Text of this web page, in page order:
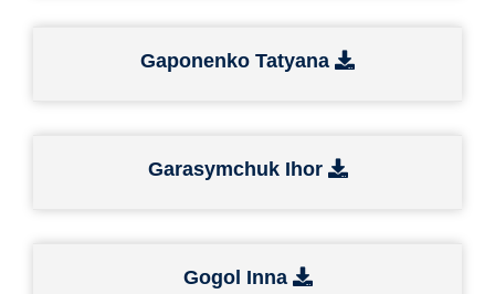
Gaponenko Tatyana
Garasymchuk Ihor
Gogol Inna